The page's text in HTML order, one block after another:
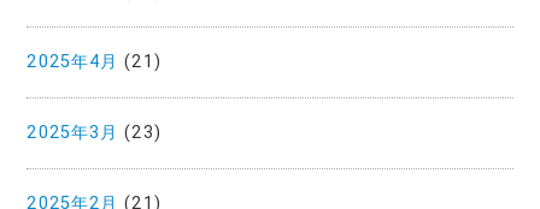
2025年4月 (21)
2025年3月 (23)
2025年2月 (21)